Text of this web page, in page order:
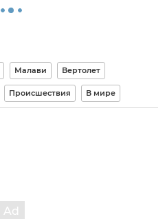
Малави Вертолет
Происшествия В мире